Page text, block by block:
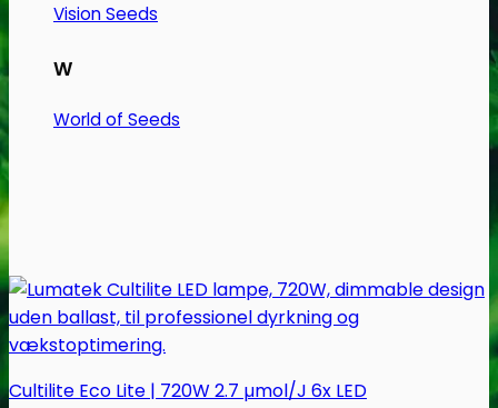
Vision Seeds
W
World of Seeds
Cultilite Eco Lite | 720W 2.7 µmol/J 6x LED